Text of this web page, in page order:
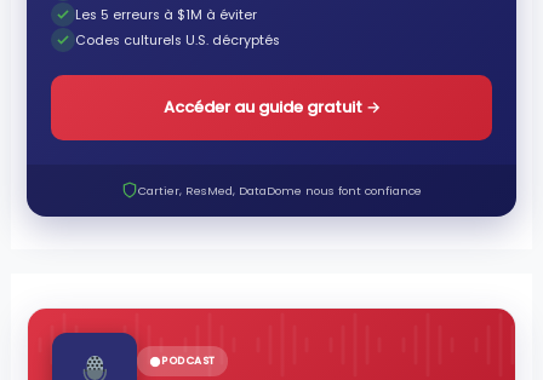
Les 5 erreurs à $1M à éviter
Codes culturels U.S. décryptés
Accéder au guide gratuit →
Cartier, ResMed, DataDome nous font confiance
PODCAST